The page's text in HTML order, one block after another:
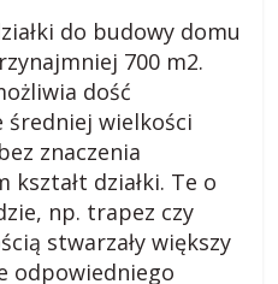
do budowy domu
700 m2.
dość
średniej wielkości
znaczenia
kształt działki. Te o
np. trapez czy
stwarzały większy
odpowiedniego